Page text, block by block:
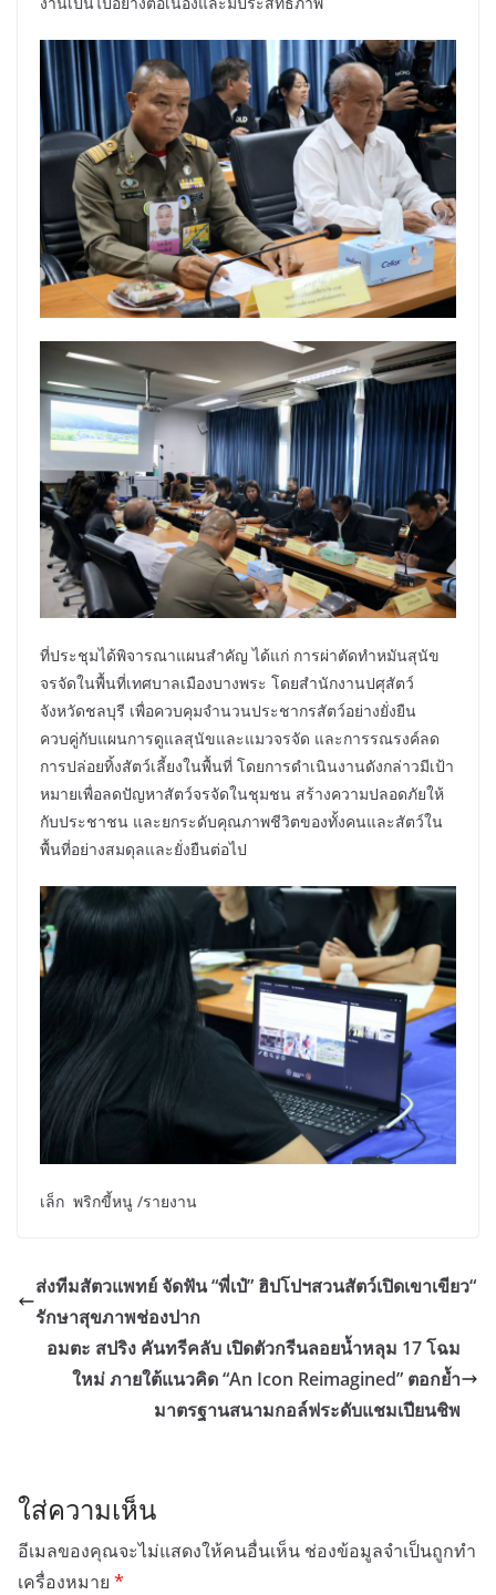
ที่ประชุมได้พิจารณาแผนสำคัญ ได้แก่ การผ่าตัดทำหมันสุนัข
จรจัดในพื้นที่เทศบาลเมืองบางพระ โดยสำนักงานปศุสัตว์
จังหวัดชลบุรี เพื่อควบคุมจำนวนประชากรสัตว์อย่างยั่งยืน
ควบคู่กับแผนการดูแลสุนัขและแมวจรจัด และการรณรงค์ลด
การปล่อยทิ้งสัตว์เลี้ยงในพื้นที่ โดยการดำเนินงานดังกล่าวมีเป้า
หมายเพื่อลดปัญหาสัตว์จรจัดในชุมชน สร้างความปลอดภัยให้
กับประชาชน และยกระดับคุณภาพชีวิตของทั้งคนและสัตว์ใน
พื้นที่อย่างสมดุลและยั่งยืนต่อไป
เล็ก พริกขี้หนู /รายงาน
ส่งทีมสัตวแพทย์ จัดฟัน “พี่เป๋” ฮิปโปฯสวนสัตว์เปิดเขาเขียว“
รักษาสุขภาพช่องปาก
อมตะ สปริง คันทรีคลับ เปิดตัวกรีนลอยน้ำหลุม 17 โฉม
ใหม่ ภายใต้แนวคิด “An Icon Reimagined” ตอกย้ำ
มาตรฐานสนามกอล์ฟระดับแชมเปียนชิพ
ใส่ความเห็น
อีเมลของคุณจะไม่แสดงให้คนอื่นเห็น ช่องข้อมูลจำเป็นถูกทำ
เครื่องหมาย *